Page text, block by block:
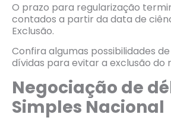
O prazo para regularização
contados a partir da data de
Exclusão.
Confira algumas possibilidades
dívidas para evitar a exclusão do
Negociação de
Simples Nacional